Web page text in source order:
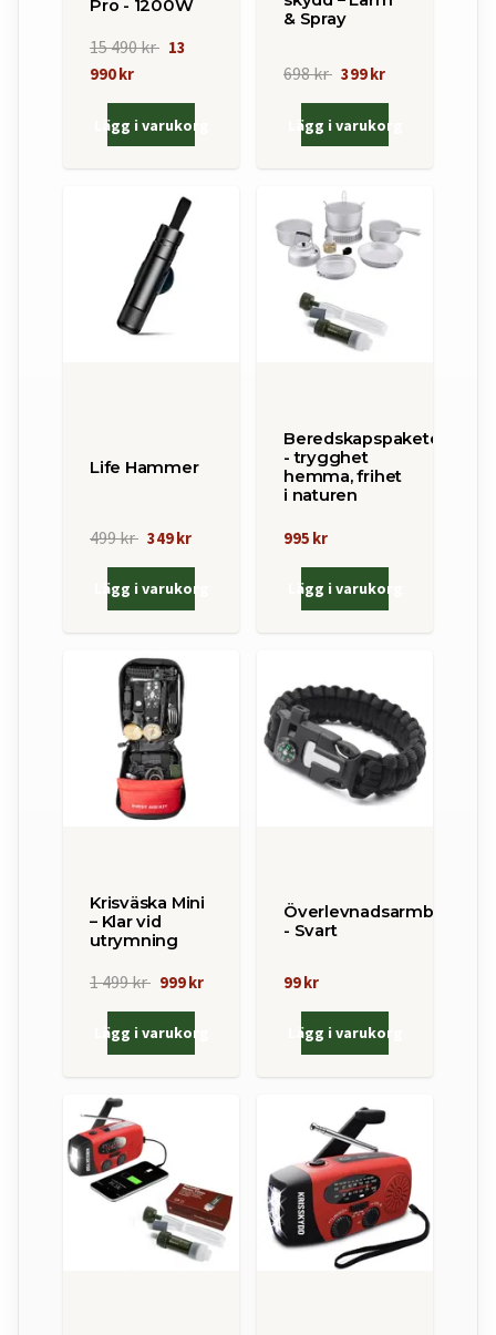
Pro - 1200W
15 490 kr 13
990 kr
Lägg i varukorg
& Spray
698 kr 399 kr
Lägg i varukorg
Life Hammer
499 kr 349 kr
Lägg i varukorg
Beredskapspaketet
- trygghet
hemma, frihet
i naturen
995 kr
Lägg i varukorg
Krisväska Mini
– Klar vid
utrymning
1 499 kr 999 kr
Lägg i varukorg
Överlevnadsarmband
- Svart
99 kr
Lägg i varukorg